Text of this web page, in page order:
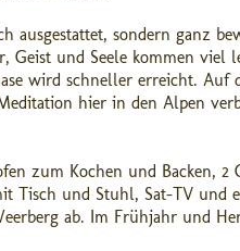
sondern ganz
Geist und Seele kommen
wird schneller erreicht. Auf
hier in den Alpen
zum Kochen und Backen, 2
Tisch und Stuhl, Sat-TV
ab. Im Frühjahr und